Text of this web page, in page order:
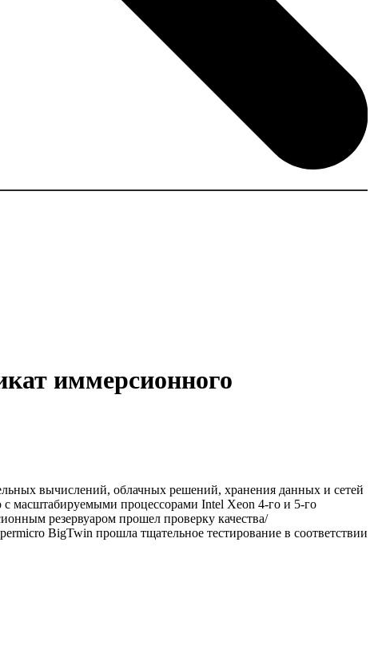
иммерсионного
вычислений, облачных решений, хранения данных и сетей
масштабируемыми процессорами Intel Xeon 4-го и 5-го
резервуаром прошел проверку качества/
BigTwin прошла тщательное тестирование в соответствии